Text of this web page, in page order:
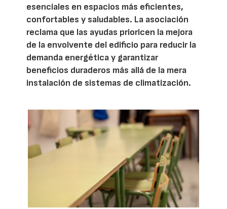
esenciales en espacios más eficientes,
confortables y saludables. La asociación
reclama que las ayudas prioricen la mejora
de la envolvente del edificio para reducir la
demanda energética y garantizar
beneficios duraderos más allá de la mera
instalación de sistemas de climatización.